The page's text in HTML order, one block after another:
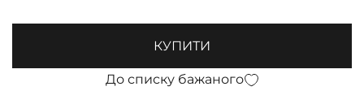
КУПИТИ
До списку бажаного